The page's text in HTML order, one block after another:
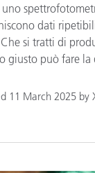
uno
dati
si tratti di
giusto può fare la
11 March 2025 by